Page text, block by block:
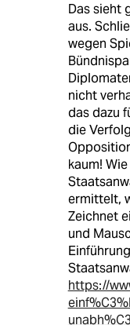
Das sieht
aus.
wegen
nicht
das dazu
die
kaum!
ermittelt,
Zeichnet
und
https://